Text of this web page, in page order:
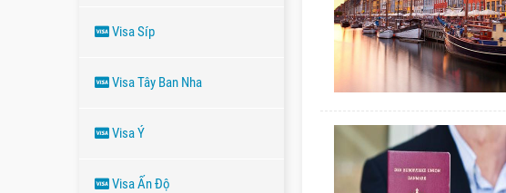
Visa Síp
Visa Tây Ban Nha
Visa Ý
Visa Ấn Độ